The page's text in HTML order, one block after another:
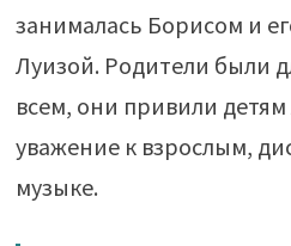
занималась Борисом и
Луизой. Родители были
всем, они привили
уважение к взрослым,
музыке.